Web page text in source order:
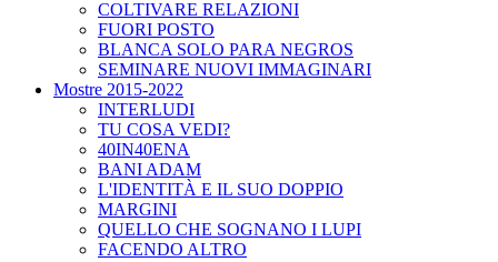
COLTIVARE RELAZIONI
FUORI POSTO
BLANCA SOLO PARA NEGROS
SEMINARE NUOVI IMMAGINARI
Mostre 2015-2022
INTERLUDI
TU COSA VEDI?
40IN40ENA
BANI ADAM
L'IDENTITÀ E IL SUO DOPPIO
MARGINI
QUELLO CHE SOGNANO I LUPI
FACENDO ALTRO